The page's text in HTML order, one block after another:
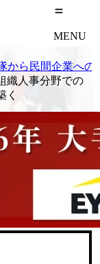
MENU
から民間企業へ
織人事分野での
く